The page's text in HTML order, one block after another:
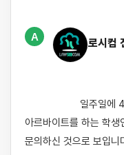
A
로시컴
아르바이트를 하는 학생
문의하신 것으로 보입니